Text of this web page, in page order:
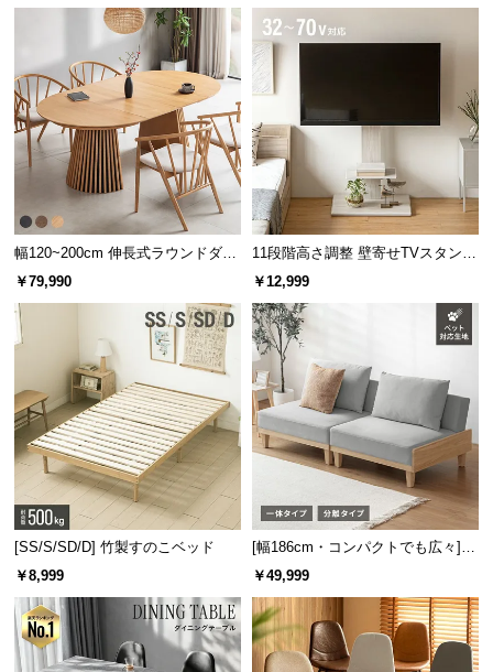
幅120~200cm 伸長式ラウンドダイ
ニングテーブル 6人掛け 天然木突
￥79,990
11段階高さ調整 壁寄せTVスタンド
キャスター付き 上下左右角度調節
￥12,999
[SS/S/SD/D] 竹製すのこベッド
￥8,999
[幅186cm・コンパクトでも広々] 3
人掛けソファベッド リクライニン
￥49,999